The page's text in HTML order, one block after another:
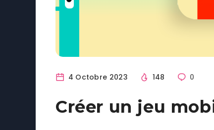
4 Octobre 2023 148 0
Créer un jeu